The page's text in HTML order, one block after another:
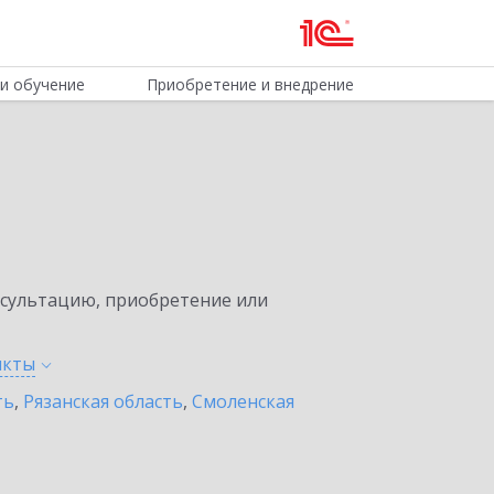
обучение Приобретение и внедрение
приобретение или
, Рязанская область, Смоленская